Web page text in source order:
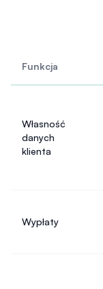
Funkcja
Własność
danych
klienta
Wypłaty